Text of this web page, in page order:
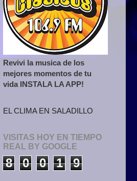
Revivi la musica de los
mejores momentos de tu
vida INSTALA LA APP!
EL CLIMA EN SALADILLO
VISITAS HOY EN TIEMPO
REAL BY GOOGLE
8 0 0 1 9